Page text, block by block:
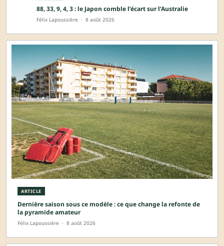
88, 33, 9, 4, 3 : le Japon comble l’écart sur l’Australie
Félix Lapoussière · 8 août 2026
ARTICLE
Dernière saison sous ce modèle : ce que change la refonte de
la pyramide amateur
Félix Lapoussière · 8 août 2026